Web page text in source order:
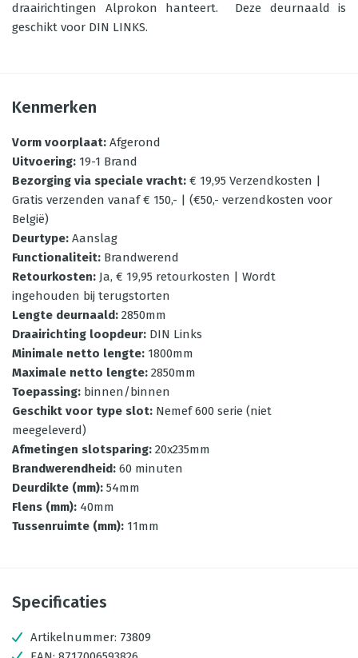
draairichtingen Alprokon hanteert. Deze deurnaald is
geschikt voor DIN LINKS.
Kenmerken
Vorm voorplaat: Afgerond
Uitvoering: 19-1 Brand
Bezorging via speciale vracht: € 19,95 Verzendkosten |
Gratis verzenden vanaf € 150,- | (€50,- verzendkosten voor
België)
Deurtype: Aanslag
Functionaliteit: Brandwerend
Retourkosten: Ja, € 19,95 retourkosten | Wordt
ingehouden bij terugstorten
Lengte deurnaald: 2850mm
Draairichting loopdeur: DIN Links
Minimale netto lengte: 1800mm
Maximale netto lengte: 2850mm
Toepassing: binnen/binnen
Geschikt voor type slot: Nemef 600 serie (niet
meegeleverd)
Afmetingen slotsparing: 20x235mm
Brandwerendheid: 60 minuten
Deurdikte (mm): 54mm
Flens (mm): 40mm
Tussenruimte (mm): 11mm
Specificaties
Artikelnummer: 73809